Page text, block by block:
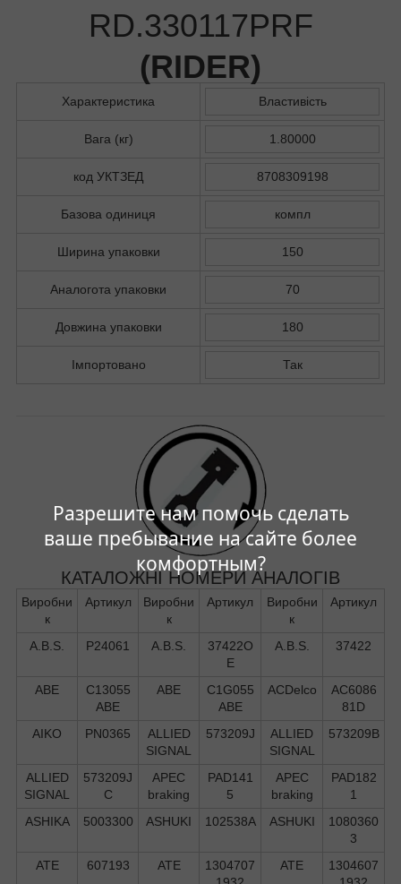
Разрешите нам помочь сделать
ваше пребывание на сайте более
комфортным?
RD.330117PRF
(RIDER)
Характеристика Властивість
Вага (кг) 1.80000
код УКТЗЕД 8708309198
Базова одиниця компл
Ширина упаковки 150
Аналогота упаковки 70
Довжина упаковки 180
Імпортовано Так
КАТАЛОЖНІ НОМЕРИ АНАЛОГІВ
Виробни
к
Артикул
Виробни
к
Артикул
Виробни
к
Артикул
A.B.S. P24061 A.B.S.
37422O
E
A.B.S. 37422
ABE
C13055
ABE
ABE
C1G055
ABE
ACDelco
AC6086
81D
AIKO
PN0365
ALLIED
SIGNAL
573209J
ALLIED
SIGNAL
573209B
ALLIED
SIGNAL
573209J
C
APEC
braking
PAD141
5
APEC
braking
PAD182
1
ASHIKA
5003300 ASHUKI 102538A ASHUKI
1080360
3
ATE
607193 ATE
1304707
ATE
1304607